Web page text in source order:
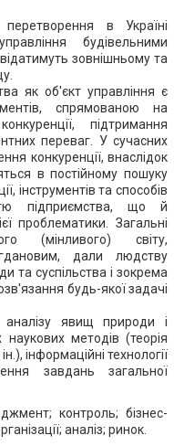
в Україні
будівельними
зовнішньому та
як об'єкт управління є
спрямованою на
підтримання
переваг. У сучасних
конкуренції, внаслідок
в постійному пошуку
інструментів та способів
підприємства, що й
проблематики. Загальні
(мінливого) світу,
дали людству
та суспільства і зокрема
будь-якої задачі
аналізу явищ природи і
наукових методів (теорія
інформаційні технології
завдань загальної
контроль; бізнес-
аналіз; ринок.